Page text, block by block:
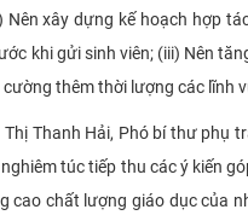
Nên xây dựng kế hoạch hợp
khi gửi sinh viên; (iii) Nên
thêm thời lượng các lĩnh
Thị Thanh Hải, Phó bí thư
túc tiếp thu các ý kiến
cao chất lượng giáo dục của